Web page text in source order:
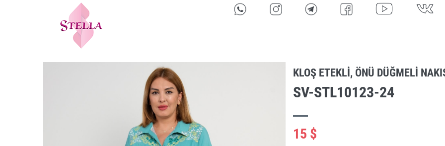
KLOŞ ETEKLI, ÖNÜ DÜĞMELI
SV-STL10123-24
15 $